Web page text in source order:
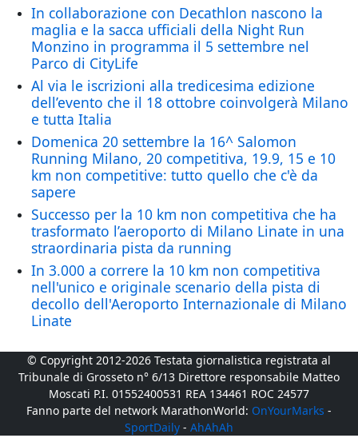
In collaborazione con Decathlon nascono la
maglia e la sacca ufficiali della Night Run
Monzino in programma il 5 settembre nel
Parco di CityLife
Al via le iscrizioni alla tredicesima edizione
dell’evento che il 18 ottobre coinvolgerà Milano
e tutta Italia
Domenica 20 settembre la 16^ Salomon
Running Milano, 20 competitiva, 19.9, 15 e 10
km non competitive: tutto quello che c'è da
sapere
Successo per la 10 km non competitiva che ha
trasformato l’aeroporto di Milano Linate in una
straordinaria pista da running
In 3.000 a correre la 10 km non competitiva
nell'unico e originale scenario della pista di
decollo dell'Aeroporto Internazionale di Milano
Linate
© Copyright 2012-2026 Testata giornalistica registrata al
Tribunale di Grosseto n° 6/13 Direttore responsabile Matteo
Moscati P.I. 01552400531 REA 134461 ROC 24577
Fanno parte del network MarathonWorld: OnYourMarks -
SportDaily - AhAhAh